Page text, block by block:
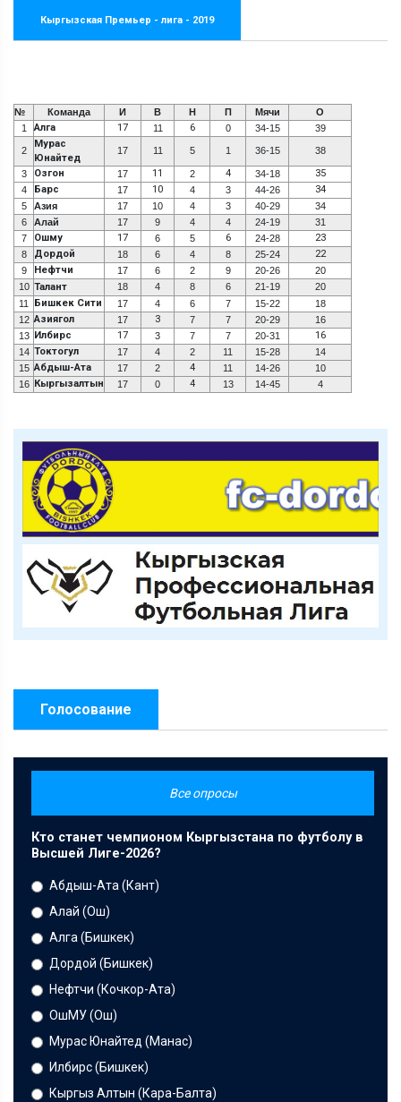
Кыргызская Премьер - лига - 2019
№ Команда И В Н П Мячи
О
1
Алга 17 11 6 0 34-15 39
2
Мурас
Юнайтед
17 11 5 1 36-15 38
3 Озгон 17 11 2 4 34-18 35
4 Барс 17 10 4 3 44-26 34
5 Азия 17 10 4 3 40-29
34
6
Алай 17 9 4 4 24-19
31
7
Ошму 17 6 5 6 24-28 23
8 Дордой 18 6 4 8 25-24 22
9 Нефтчи 17 6 2 9 20-26
20
10 Талант 18 4 8 6 21-19
20
11
Бишкек Сити 17 4 6 7 15-22
18
12 Азиягол 17 3 7 7 20-29
16
13 Илбирс 17 3 7 7 20-31 16
14 Токтогул 17 4 2 11 15-28
14
15 Абдыш-Ата 17 2 4 11 14-26
10
16 Кыргызалтын 17 0 4 13 14-45 4
Голосование
Все опросы
Кто станет чемпионом Кыргызстана по футболу в
Высшей Лиге-2026?
Абдыш-Ата (Кант)
Алай (Ош)
Алга (Бишкек)
Дордой (Бишкек)
Нефтчи (Кочкор-Ата)
ОшМУ (Ош)
Мурас Юнайтед (Манас)
Илбирс (Бишкек)
Кыргыз Алтын (Кара-Балта)